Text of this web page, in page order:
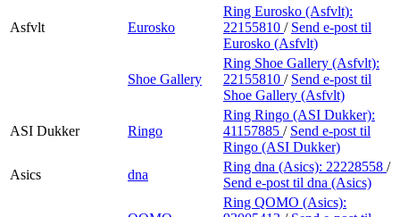
Asfvlt Eurosko
Ring Eurosko (Asfvlt):
22155810 / Send e-post til
Eurosko (Asfvlt)
Shoe Gallery
Ring Shoe Gallery (Asfvlt):
22155810 / Send e-post til
Shoe Gallery (Asfvlt)
ASI Dukker Ringo
Ring Ringo (ASI Dukker):
41157885 / Send e-post til
Ringo (ASI Dukker)
Asics
dna
Ring dna (Asics): 22228558 /
Send e-post til dna (Asics)
Ring QOMO (Asics):